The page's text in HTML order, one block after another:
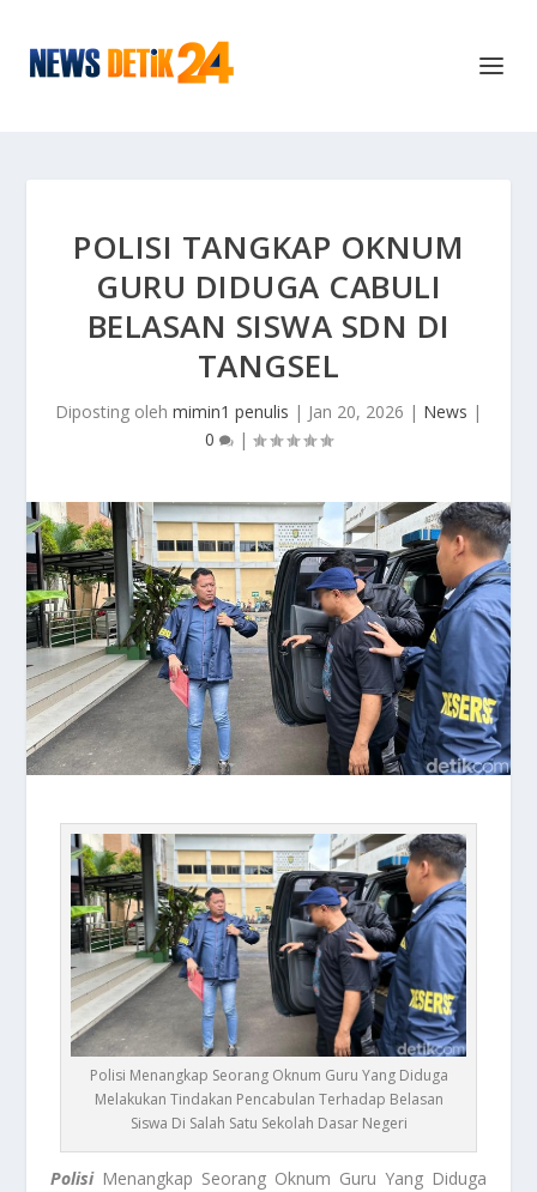
POLISI TANGKAP OKNUM
GURU DIDUGA CABULI
BELASAN SISWA SDN DI
TANGSEL
Diposting oleh mimin1 penulis | Jan 20, 2026 | News |
0
|
Polisi Menangkap Seorang Oknum Guru Yang Diduga
Melakukan Tindakan Pencabulan Terhadap Belasan
Siswa Di Salah Satu Sekolah Dasar Negeri
PolisiMenangkap Seorang Oknum Guru Yang Diduga